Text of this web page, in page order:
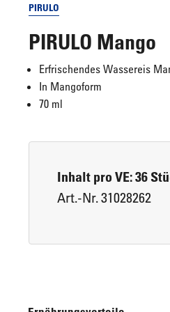
& Baguettes
Snacks
PIRULO
PIRULO Mango
Erfrischendes Wassereis
In Mangoform
70 ml
Inhalt pro VE: 36
Art.-Nr. 31028262